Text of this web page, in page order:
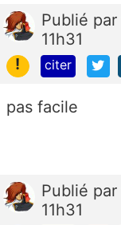
Publié par
11h31
!
citer
pas facile
Publié par
11h31